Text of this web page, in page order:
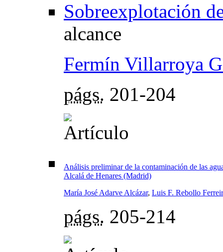
Sobreexplotación
alcance
Fermín Villarroya
págs. 201-204
Análisis preliminar de la contaminación de las
Alcalá de Henares (Madrid)
María José Adarve Alcázar, Luis F. Rebollo
págs. 205-214